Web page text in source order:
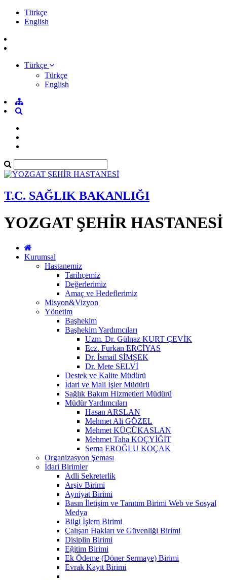
Türkçe
English
Türkçe
Türkçe
English
T.C. SAĞLIK BAKANLIĞI
YOZGAT ŞEHİR HASTANESİ
Kurumsal
Hastanemiz
Tarihçemiz
Değerlerimiz
Amaç ve Hedeflerimiz
Misyon&Vizyon
Yönetim
Başhekim
Başhekim Yardımcıları
Uzm. Dr. Gülnaz KURT ÇEVİK
Ecz. Furkan ERCİYAS
Dr. İsmail ŞİMŞEK
Dr. Mete SELVİ
Destek ve Kalite Müdürü
İdari ve Mali İşler Müdürü
Sağlık Bakım Hizmetleri Müdürü
Müdür Yardımcıları
Hasan ARSLAN
Mehmet Ali GÖZEL
Mehmet KÜÇÜKASLAN
Mehmet Taha KOÇYİĞİT
Sema EROĞLU KOÇAK
Organizasyon Şeması
İdari Birimler
Adli Sekreterlik
Arşiv Birimi
Ayniyat Birimi
Basın İletişim ve Tanıtım Birimi Web ve Sosyal
Medya
Bilgi İşlem Birimi
Çalışan Hakları ve Güvenliği Birimi
Disiplin Birimi
Eğitim Birimi
Ek Ödeme (Döner Sermaye) Birimi
Evrak Kayıt Birimi